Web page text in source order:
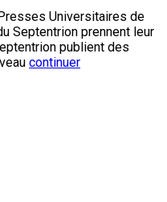
Universitaires de
Septentrion prennent leur
publient des
continuer